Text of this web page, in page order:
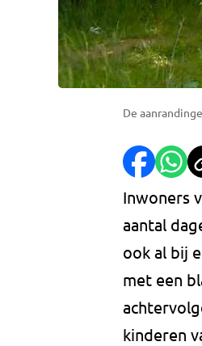
De
Inwoners
aantal
ook al bij
met een
kinderen